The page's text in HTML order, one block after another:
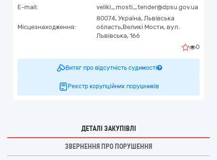
E-mail:
veliki_mosti_tender@dpsu.gov.ua
Місцезнаходження:
80074, Україна, Львівська
область,Великі Мости, вул.
Львівська, 166
0
Витяг про відсутність судимості
Реєстр корупційних порушників
ДЕТАЛІ ЗАКУПІВЛІ
ЗВЕРНЕННЯ ПРО ПОРУШЕННЯ